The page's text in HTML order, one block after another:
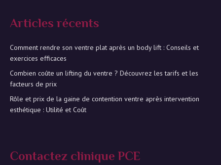
Articles récents
Comment rendre son ventre plat après un body lift : Conseils et
exercices efficaces
Combien coûte un lifting du ventre ? Découvrez les tarifs et les
facteurs de prix
Rôle et prix de la gaine de contention ventre après intervention
esthétique : Utilité et Coût
Contactez clinique PCE